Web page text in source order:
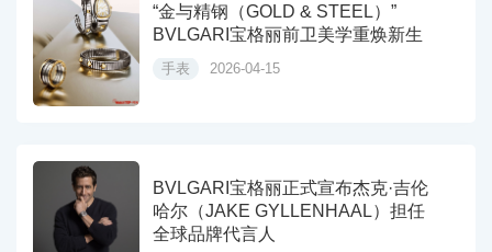
“金与精钢（GOLD & STEEL）”
BVLGARI宝格丽前卫美学重焕新生
手表 2026-04-15
BVLGARI宝格丽正式宣布杰克·吉伦
哈尔（JAKE GYLLENHAAL）担任
全球品牌代言人